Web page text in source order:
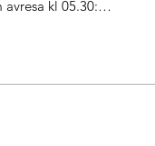
kl 05.30:
Tävlingsstart kl 11.00